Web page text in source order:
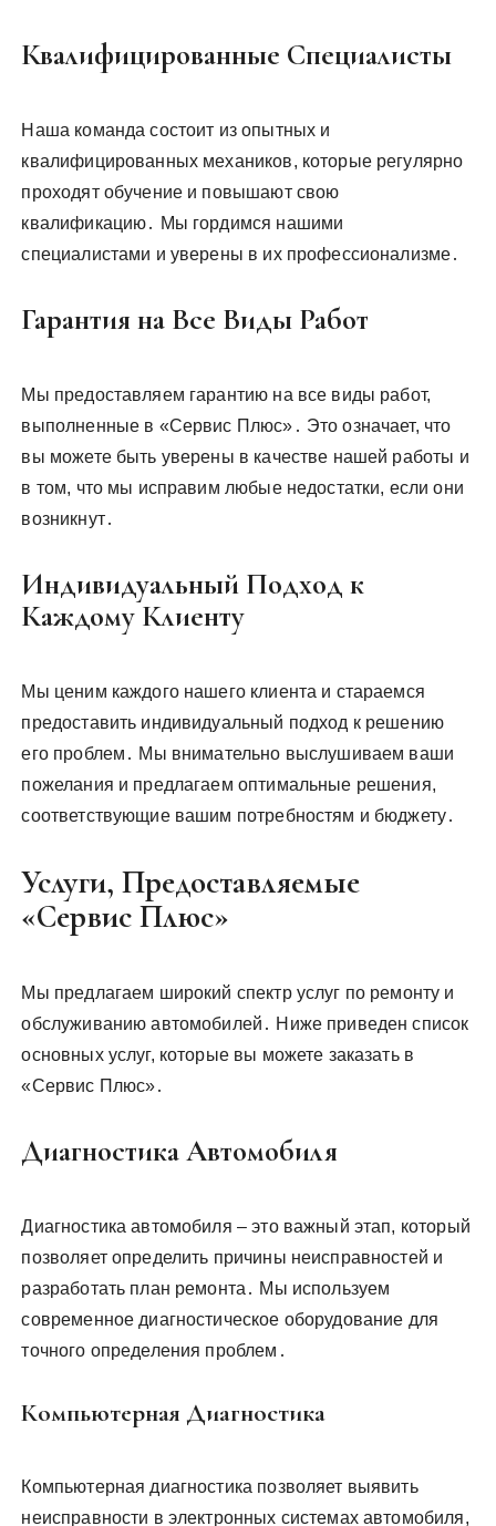
Квалифицированные Специалисты
Наша команда состоит из опытных и
квалифицированных механиков, которые регулярно
проходят обучение и повышают свою
квалификацию․ Мы гордимся нашими
специалистами и уверены в их профессионализме․
Гарантия на Все Виды Работ
Мы предоставляем гарантию на все виды работ,
выполненные в «Сервис Плюс»․ Это означает, что
вы можете быть уверены в качестве нашей работы и
в том, что мы исправим любые недостатки, если они
возникнут․
Индивидуальный Подход к
Каждому Клиенту
Мы ценим каждого нашего клиента и стараемся
предоставить индивидуальный подход к решению
его проблем․ Мы внимательно выслушиваем ваши
пожелания и предлагаем оптимальные решения,
соответствующие вашим потребностям и бюджету․
Услуги, Предоставляемые
«Сервис Плюс»
Мы предлагаем широкий спектр услуг по ремонту и
обслуживанию автомобилей․ Ниже приведен список
основных услуг, которые вы можете заказать в
«Сервис Плюс»․
Диагностика Автомобиля
Диагностика автомобиля – это важный этап, который
позволяет определить причины неисправностей и
разработать план ремонта․ Мы используем
современное диагностическое оборудование для
точного определения проблем․
Компьютерная Диагностика
Компьютерная диагностика позволяет выявить
неисправности в электронных системах автомобиля,